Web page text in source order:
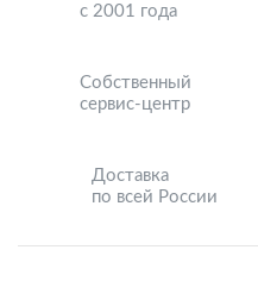
с 2001 года
Собственный
сервис-центр
Доставка
по всей России